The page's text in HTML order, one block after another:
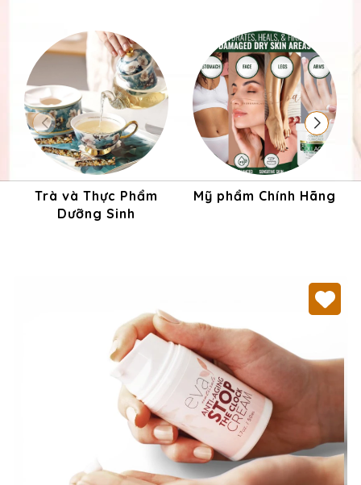
Trà và Thực Phẩm
Dưỡng Sinh
Mỹ phẩm Chính Hãng